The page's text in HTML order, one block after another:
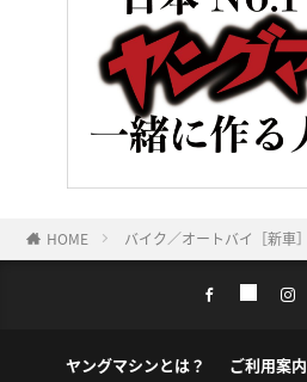
HOME バイク／オートバイ［新車］
ヤングマシンとは？ ご利用案内